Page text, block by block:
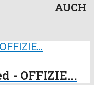
AUCH
- OFFIZIE...